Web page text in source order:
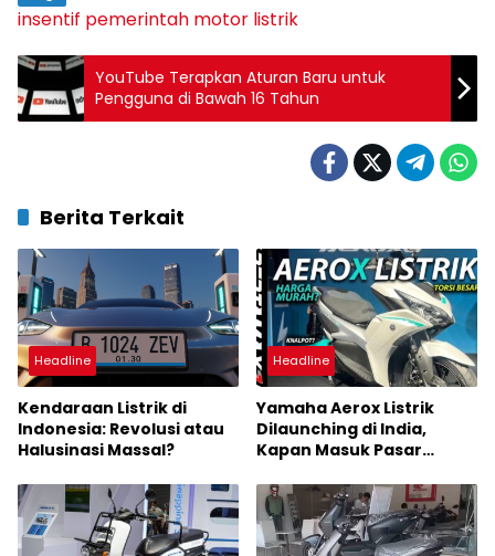
insentif pemerintah motor listrik
YouTube Terapkan Aturan Baru untuk
Pengguna di Bawah 16 Tahun
Berita Terkait
Headline
Kendaraan Listrik di
Indonesia: Revolusi atau
Halusinasi Massal?
Headline
Yamaha Aerox Listrik
Dilaunching di India,
Kapan Masuk Pasar